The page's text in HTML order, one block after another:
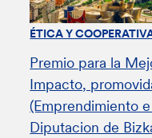
ÉTICA Y
Premio para la
Impacto,
(Emprendimiento
Diputacion de